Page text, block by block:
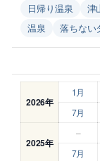
日帰り温泉
津
温泉
落ちない
2026年
1月
7月
2025年
–
7月